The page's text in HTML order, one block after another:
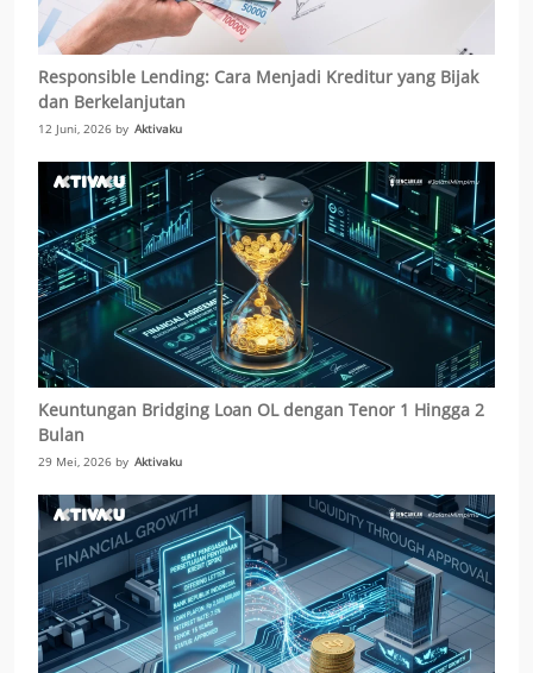
Responsible Lending: Cara Menjadi Kreditur yang Bijak
dan Berkelanjutan
12 Juni, 2026 by Aktivaku
Keuntungan Bridging Loan OL dengan Tenor 1 Hingga 2
Bulan
29 Mei, 2026 by Aktivaku